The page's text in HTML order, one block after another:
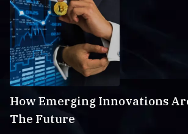
How Emerging Innovations
The Future